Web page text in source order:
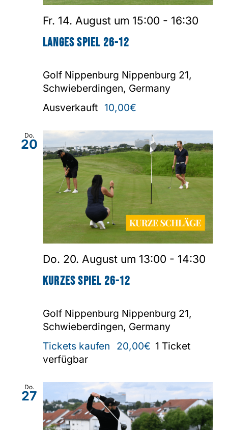
Langes Spiel 26-12
Fr. 14. August um 15:00 - 16:30
Golf Nippenburg Nippenburg 21,
Schwieberdingen, Germany
Ausverkauft 10,00€
Do.
20
Kurzes Spiel 26-12
Do. 20. August um 13:00 - 14:30
Golf Nippenburg Nippenburg 21,
Schwieberdingen, Germany
Tickets kaufen
20,00€ 1 Ticket
verfügbar
Do.
27